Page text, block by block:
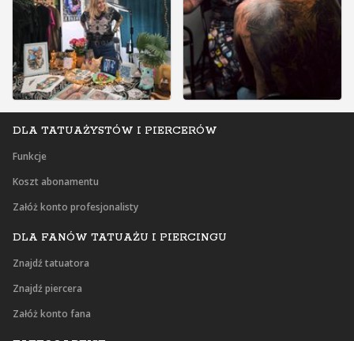
DLA TATUAŻYSTÓW I PIERCERÓW
Funkcje
Koszt abonamentu
Załóż konto profesjonalisty
DLA FANÓW TATUAŻU I PIERCINGU
Znajdź tatuatora
Znajdź piercera
Załóż konto fana